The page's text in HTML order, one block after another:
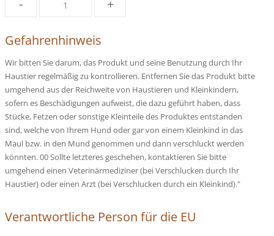
- +
Gefahrenhinweis
Wir bitten Sie darum, das Produkt und seine Benutzung durch Ihr
Haustier regelmäßig zu kontrollieren. Entfernen Sie das Produkt bitte
umgehend aus der Reichweite von Haustieren und Kleinkindern,
sofern es Beschädigungen aufweist, die dazu geführt haben, dass
Stücke, Fetzen oder sonstige Kleinteile des Produktes entstanden
sind, welche von Ihrem Hund oder gar von einem Kleinkind in das
Maul bzw. in den Mund genommen und dann verschluckt werden
könnten. 00 Sollte letzteres geschehen, kontaktieren Sie bitte
umgehend einen Veterinärmediziner (bei Verschlucken durch Ihr
Haustier) oder einen Arzt (bei Verschlucken durch ein Kleinkind)."
Verantwortliche Person für die EU